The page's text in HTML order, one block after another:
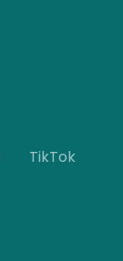
TikTok